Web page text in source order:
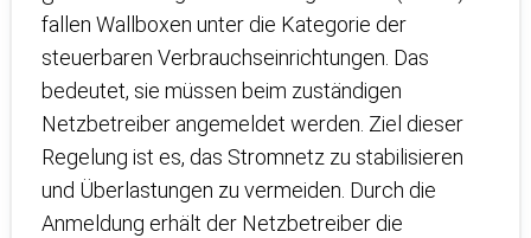
fallen Wallboxen unter die Kategorie der
steuerbaren Verbrauchseinrichtungen. Das
bedeutet, sie müssen beim zuständigen
Netzbetreiber angemeldet werden. Ziel dieser
Regelung ist es, das Stromnetz zu stabilisieren
und Überlastungen zu vermeiden. Durch die
Anmeldung erhält der Netzbetreiber die